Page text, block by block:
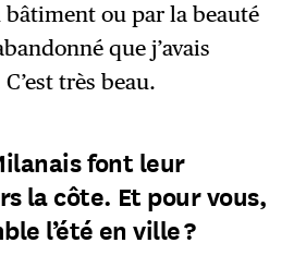
ou par la beauté
que j’avais
très beau.
font leur
la côte. Et pour vous,
l’été en ville ?